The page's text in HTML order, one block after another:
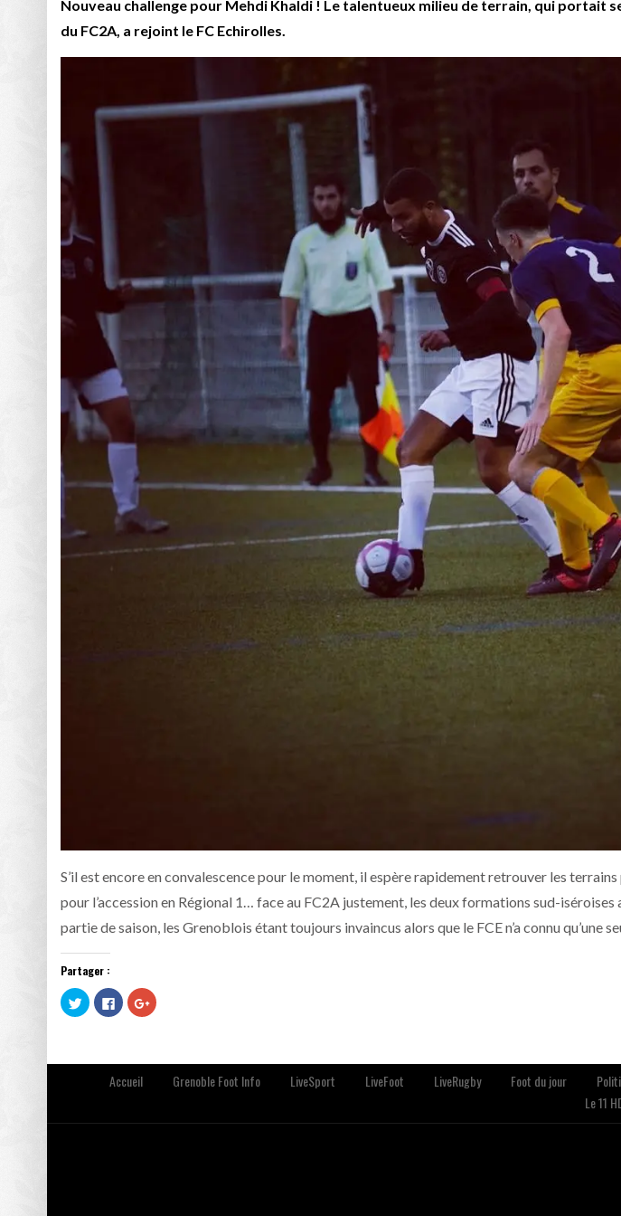
Nouveau challenge pour Mehdi Khaldi ! Le talentueux milieu de terrain, qui portait
du FC2A, a rejoint le FC Echirolles.
S’il est encore en convalescence pour le moment, il espère rapidement retrouver les
pour l’accession en Régional 1… face au FC2A justement, les deux formations sud-
partie de saison, les Grenoblois étant toujours invaincus alors que le FCE n’a connu qu’une
Partager :
Cliquez
pour
partager
une
nouvelle
fenêtre)
Cliquez
pour
partager
une
nouvelle
fenêtre)
Cliquez
pour
dans
nouvelle
Accueil Grenoble Foot Info LiveSport LiveFoot LiveRugby Foot du jour
Le 11